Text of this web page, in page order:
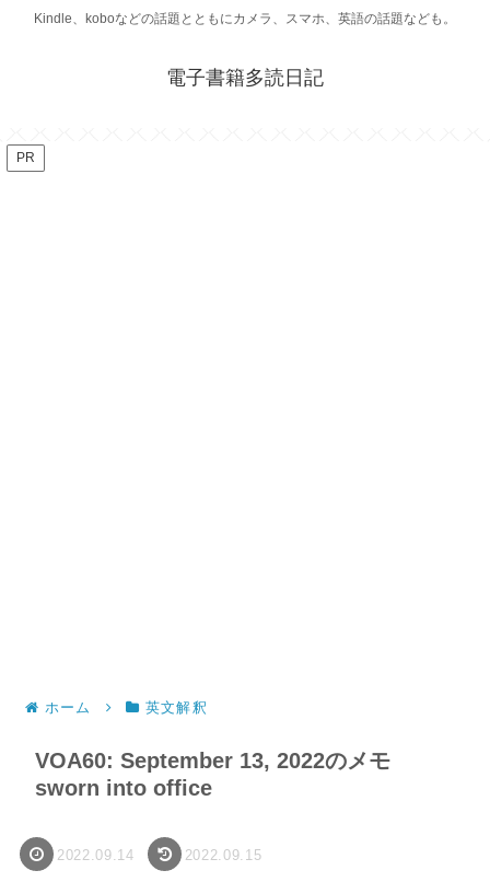
Kindle、koboなどの話題とともにカメラ、スマホ、英語の話題なども。
電子書籍多読日記
PR
ホーム 英文解釈
VOA60: September 13, 2022のメモ
sworn into office
2022.09.14 2022.09.15